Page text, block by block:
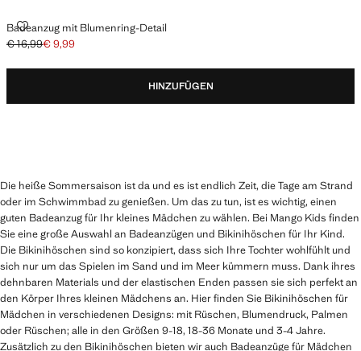
Badeanzug mit Blumenring-Detail
BADEANZUG MIT BLUMENRING-DETAIL
Ausgangspreis durchgestrichen [€ 16,99 ]
€ 16,99
Aktueller Preis [€ 9,99 ]
€ 9,99
HINZUFÜGEN
Die heiße Sommersaison ist da und es ist endlich Zeit, die Tage am Strand
oder im Schwimmbad zu genießen. Um das zu tun, ist es wichtig, einen
guten Badeanzug für Ihr kleines Mädchen zu wählen. Bei Mango Kids finden
Sie eine große Auswahl an Badeanzügen und Bikinihöschen für Ihr Kind.
Die Bikinihöschen sind so konzipiert, dass sich Ihre Tochter wohlfühlt und
sich nur um das Spielen im Sand und im Meer kümmern muss. Dank ihres
dehnbaren Materials und der elastischen Enden passen sie sich perfekt an
den Körper Ihres kleinen Mädchens an. Hier finden Sie Bikinihöschen für
Mädchen in verschiedenen Designs: mit Rüschen, Blumendruck, Palmen
oder Rüschen; alle in den Größen 9-18, 18-36 Monate und 3-4 Jahre.
Zusätzlich zu den Bikinihöschen bieten wir auch Badeanzüge für Mädchen